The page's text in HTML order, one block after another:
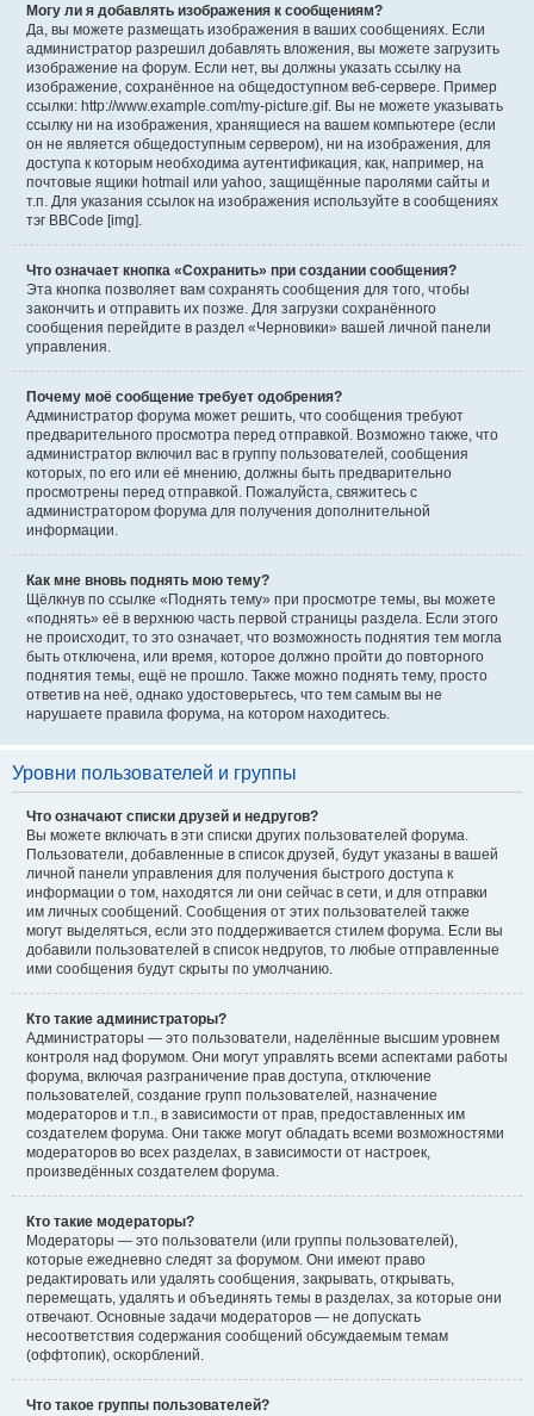
Могу ли я добавлять изображения к сообщениям?
Да, вы можете размещать изображения в ваших сообщениях. Если
администратор разрешил добавлять вложения, вы можете загрузить
изображение на форум. Если нет, вы должны указать ссылку на
изображение, сохранённое на общедоступном веб-сервере. Пример
ссылки: http://www.example.com/my-picture.gif. Вы не можете указывать
ссылку ни на изображения, хранящиеся на вашем компьютере (если
он не является общедоступным сервером), ни на изображения, для
доступа к которым необходима аутентификация, как, например, на
почтовые ящики hotmail или yahoo, защищённые паролями сайты и
т.п. Для указания ссылок на изображения используйте в сообщениях
тэг BBCode [img].
Что означает кнопка «Сохранить» при создании сообщения?
Эта кнопка позволяет вам сохранять сообщения для того, чтобы
закончить и отправить их позже. Для загрузки сохранённого
сообщения перейдите в раздел «Черновики» вашей личной панели
управления.
Почему моё сообщение требует одобрения?
Администратор форума может решить, что сообщения требуют
предварительного просмотра перед отправкой. Возможно также, что
администратор включил вас в группу пользователей, сообщения
которых, по его или её мнению, должны быть предварительно
просмотрены перед отправкой. Пожалуйста, свяжитесь с
администратором форума для получения дополнительной
информации.
Как мне вновь поднять мою тему?
Щёлкнув по ссылке «Поднять тему» при просмотре темы, вы можете
«поднять» её в верхнюю часть первой страницы раздела. Если этого
не происходит, то это означает, что возможность поднятия тем могла
быть отключена, или время, которое должно пройти до повторного
поднятия темы, ещё не прошло. Также можно поднять тему, просто
ответив на неё, однако удостоверьтесь, что тем самым вы не
нарушаете правила форума, на котором находитесь.
Уровни пользователей и группы
Что означают списки друзей и недругов?
Вы можете включать в эти списки других пользователей форума.
Пользователи, добавленные в список друзей, будут указаны в вашей
личной панели управления для получения быстрого доступа к
информации о том, находятся ли они сейчас в сети, и для отправки
им личных сообщений. Сообщения от этих пользователей также
могут выделяться, если это поддерживается стилем форума. Если вы
добавили пользователей в список недругов, то любые отправленные
ими сообщения будут скрыты по умолчанию.
Кто такие администраторы?
Администраторы — это пользователи, наделённые высшим уровнем
контроля над форумом. Они могут управлять всеми аспектами работы
форума, включая разграничение прав доступа, отключение
пользователей, создание групп пользователей, назначение
модераторов и т.п., в зависимости от прав, предоставленных им
создателем форума. Они также могут обладать всеми возможностями
модераторов во всех разделах, в зависимости от настроек,
произведённых создателем форума.
Кто такие модераторы?
Модераторы — это пользователи (или группы пользователей),
которые ежедневно следят за форумом. Они имеют право
редактировать или удалять сообщения, закрывать, открывать,
перемещать, удалять и объединять темы в разделах, за которые они
отвечают. Основные задачи модераторов — не допускать
несоответствия содержания сообщений обсуждаемым темам
(оффтопик), оскорблений.
Что такое группы пользователей?